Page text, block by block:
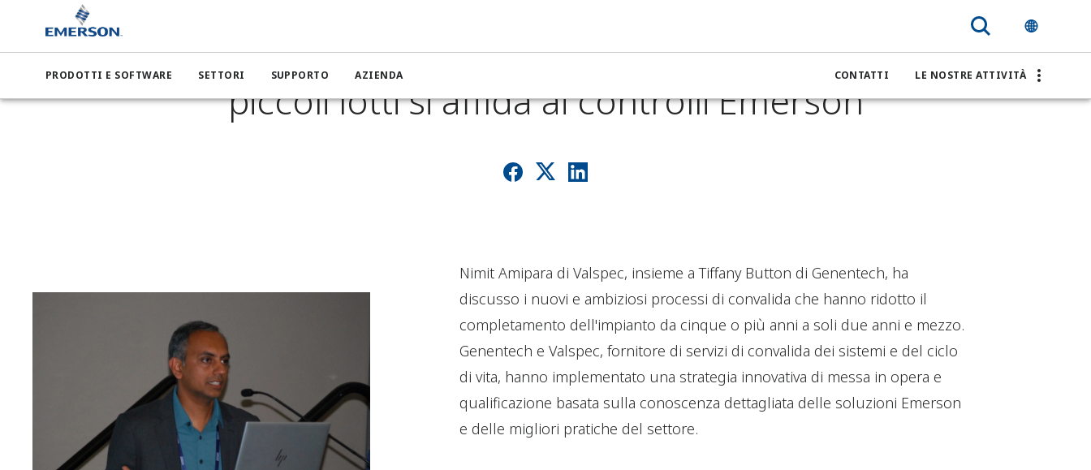
PRODOTTI E SOFTWARE SETTORI SUPPORTO AZIENDA CONTATTI LE NOSTRE ATTIVITÀ
Il nuovo impianto Genentech per
piccoli lotti si affida ai controlli Emerson
Nimit Amipara di Valspec, insieme a Tiffany Button di Genentech, ha
discusso i nuovi e ambiziosi processi di convalida che hanno ridotto il
completamento dell'impianto da cinque o più anni a soli due anni e mezzo.
Genentech e Valspec, fornitore di servizi di convalida dei sistemi e del ciclo
di vita, hanno implementato una strategia innovativa di messa in opera e
qualificazione basata sulla conoscenza dettagliata delle soluzioni Emerson
e delle migliori pratiche del settore.